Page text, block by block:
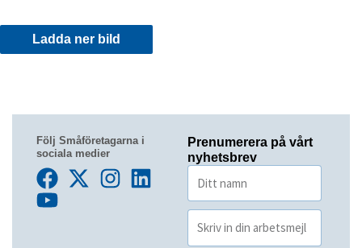
Ladda ner bild
Följ Småföretagarna i
sociala medier
Prenumerera på vårt
nyhetsbrev